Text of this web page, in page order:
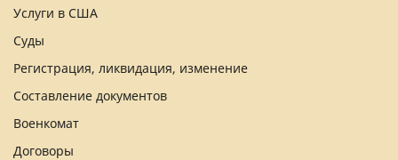
Услуги в США
Суды
Регистрация, ликвидация, изменение
Составление документов
Военкомат
Договоры